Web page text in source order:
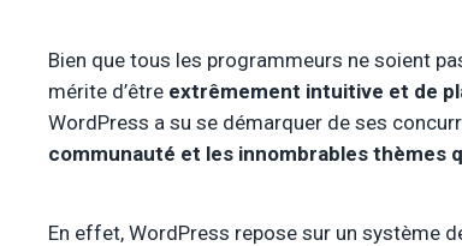
Bien que tous les programmeurs ne soient
mérite d’être extrêmement intuitive et de
WordPress a su se démarquer de ses
communauté et les innombrables thèmes
En effet, WordPress repose sur un système